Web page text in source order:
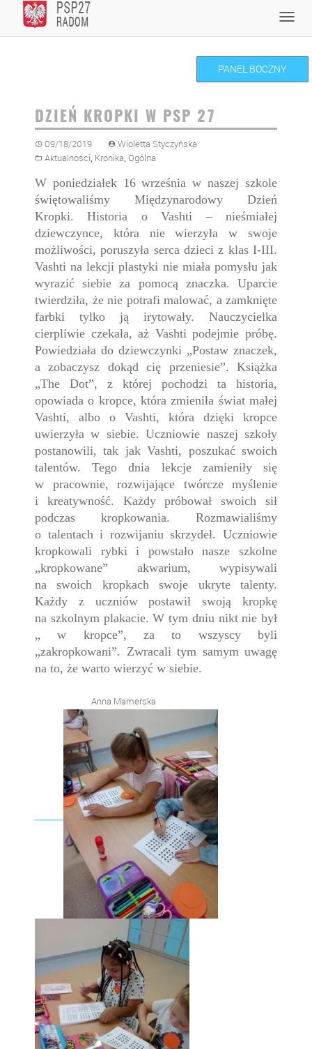
content
PANEL BOCZNY
DZIEŃ KROPKI W PSP 27
09/18/2019
Wioletta Styczyńska
Aktualności, Kronika, Ogólna
W poniedziałek 16 września w naszej szkole
świętowaliśmy Międzynarodowy Dzień
Kropki. Historia o Vashti – nieśmiałej
dziewczynce, która nie wierzyła w swoje
możliwości, poruszyła serca dzieci z klas I-III.
Vashti na lekcji plastyki nie miała pomysłu jak
wyrazić siebie za pomocą znaczka. Uparcie
twierdziła, że nie potrafi malować, a zamknięte
farbki tylko ją irytowały. Nauczycielka
cierpliwie czekała, aż Vashti podejmie próbę.
Powiedziała do dziewczynki „Postaw znaczek,
a zobaczysz dokąd cię przeniesie”. Książka
„The Dot”, z której pochodzi ta historia,
opowiada o kropce, która zmieniła świat małej
Vashti, albo o Vashti, która dzięki kropce
uwierzyła w siebie. Uczniowie naszej szkoły
postanowili, tak jak Vashti, poszukać swoich
talentów. Tego dnia lekcje zamieniły się
w pracownie, rozwijające twórcze myślenie
i kreatywność. Każdy próbował swoich sił
podczas kropkowania. Rozmawialiśmy
o talentach i rozwijaniu skrzydeł. Uczniowie
kropkowali rybki i powstało nasze szkolne
„kropkowane” akwarium, wypisywali
na swoich kropkach swoje ukryte talenty.
Każdy z uczniów postawił swoją kropkę
na szkolnym plakacie. W tym dniu nikt nie był
„ w kropce”, za to wszyscy byli
„zakropkowani”. Zwracali tym samym uwagę
na to, że warto wierzyć w siebie.
Anna Mamerska